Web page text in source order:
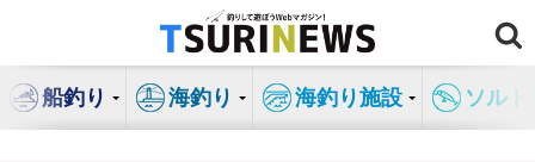
ン
船釣り 海釣り 海釣り施設 ソル